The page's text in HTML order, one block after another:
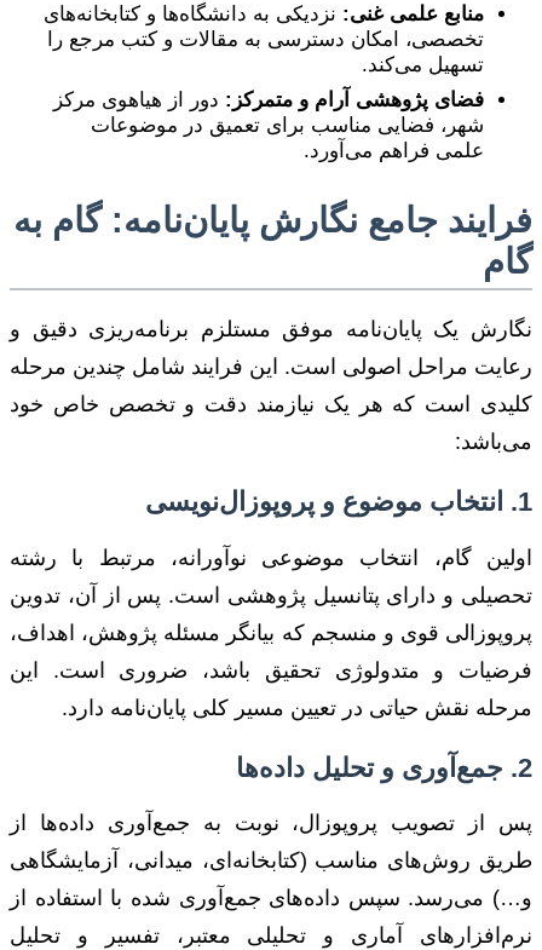
منابع علمی غنی: نزدیکی به دانشگاه‌ها و کتابخانه‌های
تخصصی، امکان دسترسی به مقالات و کتب مرجع را
تسهیل می‌کند.
فضای پژوهشی آرام و متمرکز: دور از هیاهوی مرکز
شهر، فضایی مناسب برای تعمیق در موضوعات
علمی فراهم می‌آورد.
فرایند جامع نگارش پایان‌نامه: گام به
گام
نگارش یک پایان‌نامه موفق مستلزم برنامه‌ریزی دقیق و
رعایت مراحل اصولی است. این فرایند شامل چندین مرحله
کلیدی است که هر یک نیازمند دقت و تخصص خاص خود
می‌باشد:
1. انتخاب موضوع و پروپوزال‌نویسی
اولین گام، انتخاب موضوعی نوآورانه، مرتبط با رشته
تحصیلی و دارای پتانسیل پژوهشی است. پس از آن، تدوین
پروپوزالی قوی و منسجم که بیانگر مسئله پژوهش، اهداف،
فرضیات و متدولوژی تحقیق باشد، ضروری است. این
مرحله نقش حیاتی در تعیین مسیر کلی پایان‌نامه دارد.
2. جمع‌آوری و تحلیل داده‌ها
پس از تصویب پروپوزال، نوبت به جمع‌آوری داده‌ها از
طریق روش‌های مناسب (کتابخانه‌ای، میدانی، آزمایشگاهی
و…) می‌رسد. سپس داده‌های جمع‌آوری شده با استفاده از
نرم‌افزارهای آماری و تحلیلی معتبر، تفسیر و تحلیل